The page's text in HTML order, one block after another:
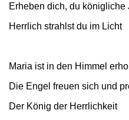
Erheben dich, du königliche
Herrlich strahlst du im Licht
Maria ist in den Himmel
Die Engel freuen sich und
Der König der Herrlichkeit